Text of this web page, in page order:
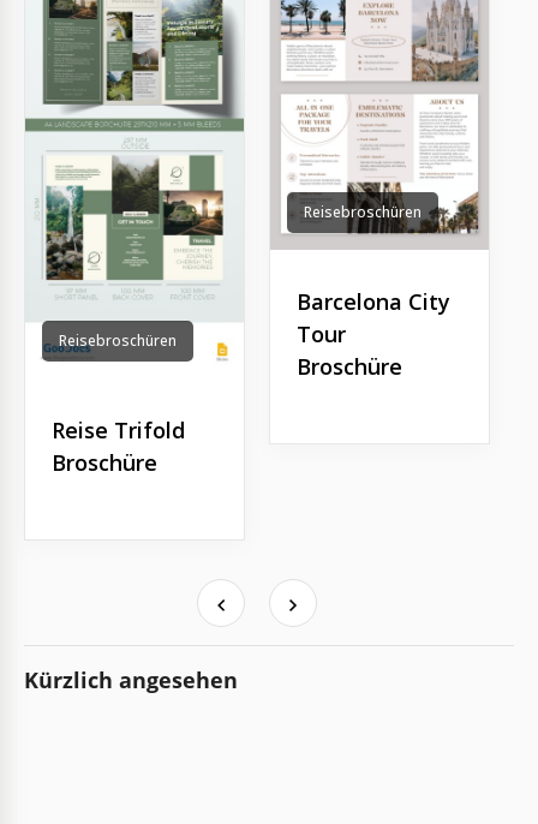
Reisebroschüren
Reise Trifold
Broschüre
Reisebroschüren
Barcelona City
Tour
Broschüre
Kürzlich angesehen